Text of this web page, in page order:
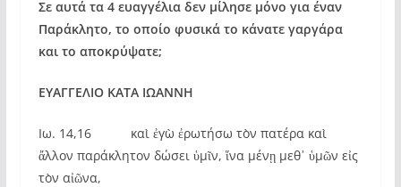
Σε αυτά τα 4 ευαγγέλια δεν μίλησε μόνο για έναν
Παράκλητο, το οποίο φυσικά το κάνατε γαργάρα
και το αποκρύψατε;
ΕΥΑΓΓΕΛΙΟ ΚΑΤΑ ΙΩΑΝΝΗ
Ιω. 14,16 καὶ ἐγὼ ἐρωτήσω τὸν πατέρα καὶ
ἄλλον παράκλητον δώσει ὑμῖν, ἵνα μένῃ μεθ᾿ ὑμῶν εἰς
τὸν αἰῶνα,